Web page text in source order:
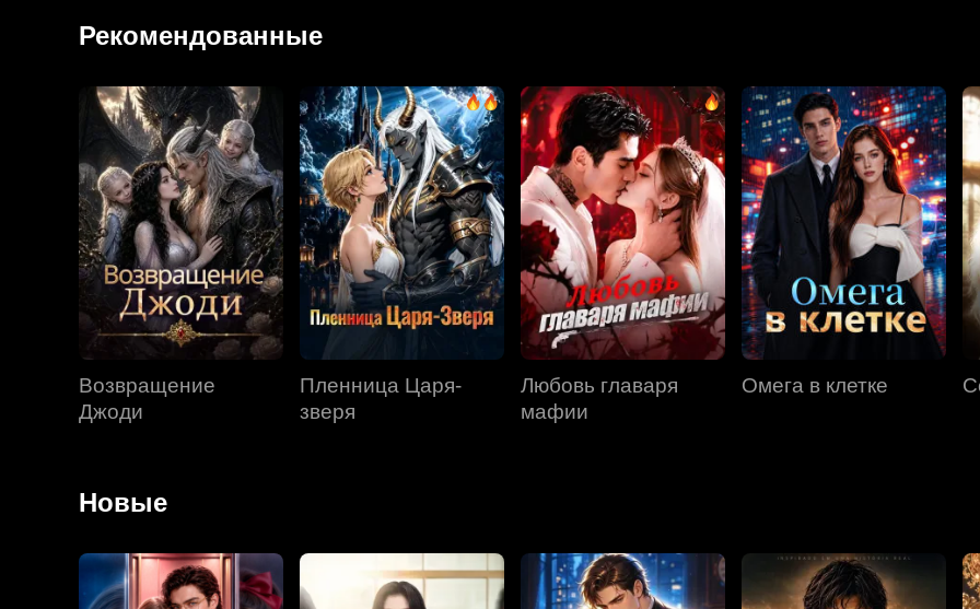
Рекомендованные
Возвращение
Джоди
Пленница Царя-
зверя
Любовь главаря
мафии
Омега в клетке
Новые